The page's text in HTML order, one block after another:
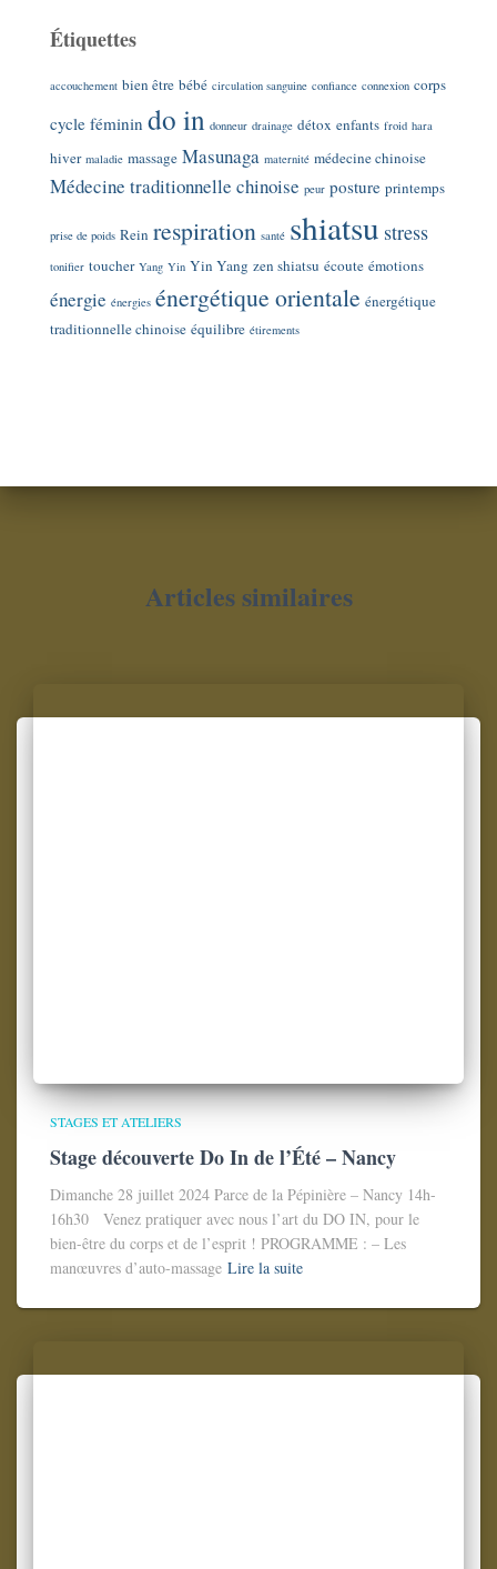
Étiquettes
accouchement bien être bébé circulation sanguine confiance connexion corps
cycle féminin do in donneur drainage détox enfants froid hara
hiver maladie massage Masunaga maternité médecine chinoise
Médecine traditionnelle chinoise peur posture printemps
prise de poids Rein respiration santé shiatsu stress
tonifier toucher Yang Yin Yin Yang zen shiatsu écoute émotions
énergie énergies énergétique orientale énergétique
traditionnelle chinoise équilibre étirements
Articles similaires
STAGES ET ATELIERS
Stage découverte Do In de l’Été – Nancy
Dimanche 28 juillet 2024 Parce de la Pépinière – Nancy 14h-
16h30 Venez pratiquer avec nous l’art du DO IN, pour le
bien-être du corps et de l’esprit ! PROGRAMME : – Les
manœuvres d’auto-massage Lire la suite